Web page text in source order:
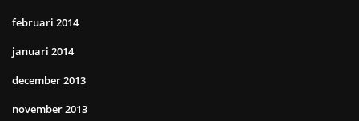
februari 2014
januari 2014
december 2013
november 2013